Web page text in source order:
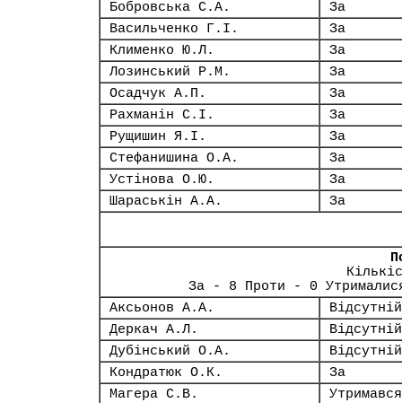
Бобровська С.А.
За
Васильченко Г.І.
За
Клименко Ю.Л.
За
Лозинський Р.М.
За
Осадчук А.П.
За
Рахманін С.І.
За
Рущишин Я.І.
За
Стефанишина О.А.
За
Устінова О.Ю.
За
Шараськін А.А.
За
За - 8 Проти - 0
Аксьонов А.А.
Відсутній
Деркач А.Л.
Відсутній
Дубінський О.А.
Відсутній
Кондратюк О.К.
За
Магера С.В.
Утримався